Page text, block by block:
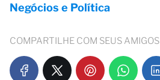
Negócios e Política
COMPARTILHE COM SEUS AMIGOS